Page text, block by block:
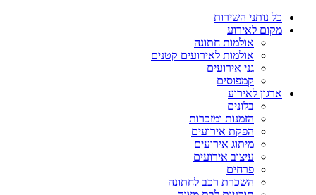
כל נותני השירות
מקום לאירוע
אולמות חתונה
אולמות לאירועים קטנים
גני אירועים
קמפוסים
ארגון לאירוע
בלונים
הזמנות ומזכרות
הפקת אירועים
מיתוג אירועים
עיצוב אירועים
פרחים
השכרת רכב לחתונה